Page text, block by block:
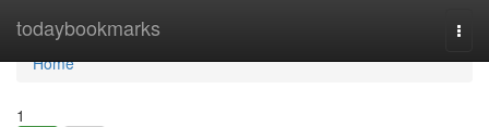
todaybookmarks
Home
Home
1